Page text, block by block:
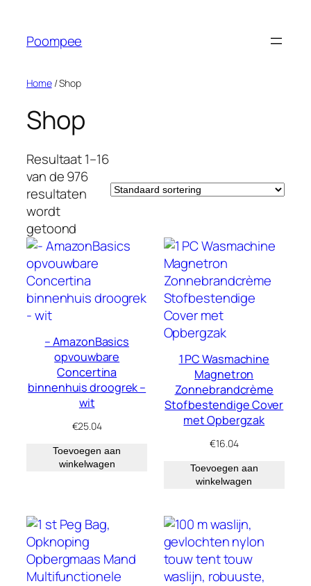
Poompee
Home/ Shop
Shop
Resultaat 1–16
van de 976
resultaten
wordt
getoond
– AmazonBasics
opvouwbare
Concertina
binnenhuis droogrek –
wit
€25.04
Toevoegen aan
winkelwagen
1 PC Wasmachine
Magnetron
Zonnebrandcrème
Stofbestendige Cover
met Opbergzak
€16.04
Toevoegen aan
winkelwagen